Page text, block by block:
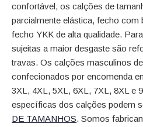
confortável, os calções de
parcialmente elástica, fecho com
fecho YKK de alta qualidade.
sujeitas a maior desgaste são
travas. Os calções masculinos
confecionados por encomenda
3XL, 4XL, 5XL, 6XL, 7XL, 8XL e
específicas dos calções podem
DE TAMANHOS. Somos